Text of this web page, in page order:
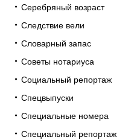
Серебряный возраст
Следствие вели
Словарный запас
Советы нотариуса
Социальный репортаж
Спецвыпуски
Специальные номера
Специальный репортаж